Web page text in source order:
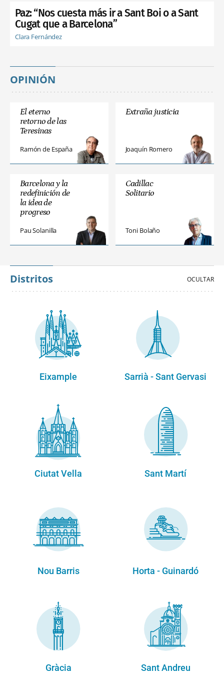
Paz: “Nos cuesta más ir a Sant Boi o a Sant
Cugat que a Barcelona”
Clara Fernández
OPINIÓN
El eterno
retorno de las
Teresinas
Ramón de España
Extraña justicia
Joaquín Romero
Barcelona y la
redefinición de
la idea de
progreso
Pau Solanilla
Cadillac
Solitario
Toni Bolaño
Distritos
Eixample Sarrià - Sant Gervasi
Ciutat Vella Sant Martí
Nou Barris Horta - Guinardó
Gràcia Sant Andreu